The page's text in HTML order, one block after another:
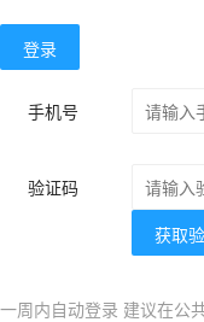
登录
手机号
验证码
获取
一周内自动登录 建议在公